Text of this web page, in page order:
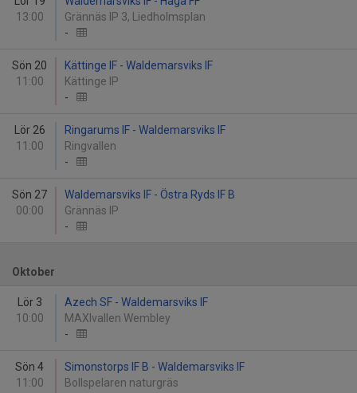
13:00
Grännäs IP 3, Liedholmsplan
-
Sön 20
11:00
Kättinge IF - Waldemarsviks IF
Kättinge IP
-
Lör 26
11:00
Ringarums IF - Waldemarsviks IF
Ringvallen
-
Sön 27
00:00
Waldemarsviks IF - Östra Ryds IF B
Grännäs IP
-
Oktober
Lör 3
10:00
Azech SF - Waldemarsviks IF
MAXIvallen Wembley
-
Sön 4
11:00
Simonstorps IF B - Waldemarsviks IF
Bollspelaren naturgräs